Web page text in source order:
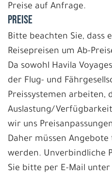
Preise auf Anfrage.
PREISE
Bitte beachten Sie, dass
Reisepreisen um Ab-
Da sowohl Havila
der Flug- und
Preissystemen arbeiten,
Auslastung/
wir uns
Daher müssen
werden. Unverbindliche
Sie bitte per E-Mail